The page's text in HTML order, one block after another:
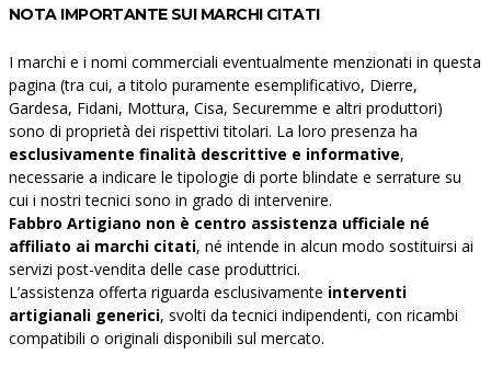
NOTA IMPORTANTE SUI MARCHI CITATI
I marchi e i nomi commerciali eventualmente menzionati in questa
pagina (tra cui, a titolo puramente esemplificativo, Dierre,
Gardesa, Fidani, Mottura, Cisa, Securemme e altri produttori)
sono di proprietà dei rispettivi titolari. La loro presenza ha
esclusivamente finalità descrittive e informative,
necessarie a indicare le tipologie di porte blindate e serrature su
cui i nostri tecnici sono in grado di intervenire.
Fabbro Artigiano non è centro assistenza ufficiale né
affiliato ai marchi citati, né intende in alcun modo sostituirsi ai
servizi post-vendita delle case produttrici.
L’assistenza offerta riguarda esclusivamente interventi
artigianali generici, svolti da tecnici indipendenti, con ricambi
compatibili o originali disponibili sul mercato.